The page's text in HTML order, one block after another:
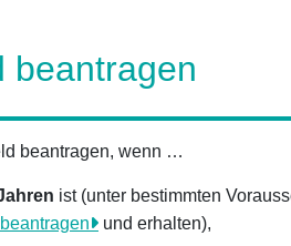
beantragen
beantragen, wenn …
ist (unter bestimmten
und erhalten),